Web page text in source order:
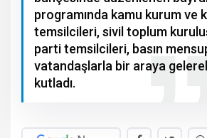
programında kamu kurum ve
temsilcileri, sivil toplum
parti temsilcileri, basın
vatandaşlarla bir araya
kutladı.